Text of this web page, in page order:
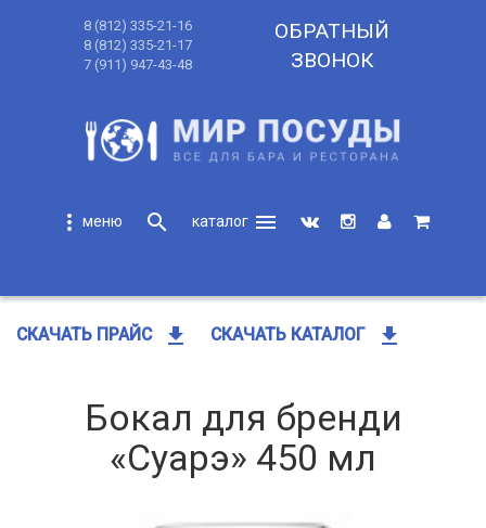
8 (812) 335-21-16
8 (812) 335-21-17
7 (911) 947-43-48
ОБРАТНЫЙ
ЗВОНОК
more_vert search
menu
СКАЧАТЬ ПРАЙС get_app СКАЧАТЬ КАТАЛОГ get_app
Бокал для бренди
«Суарэ» 450 мл